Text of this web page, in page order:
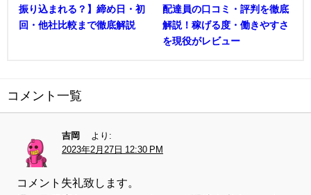
振り込まれる？】締め日・初
回・他社比較まで徹底解説
配達員の口コミ・評判を徹底
解説！稼げる度・働きやすさ
を現役がレビュー
コメント一覧
吉岡
より:
2023年2月27日 12:30 PM
コメント失礼致します。